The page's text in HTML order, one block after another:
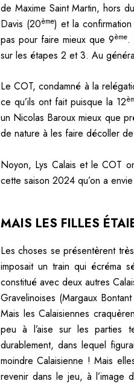
de Maxime Saint Martin, hors
Davis (20ème) et la
pas pour faire mieux que 9ème.
sur les étapes 2 et 3. Au
Le COT, condamné à la
ce qu’ils ont fait puisque la 12
un Nicolas Baroux mieux que
de nature à les faire décoller
Noyon, Lys Calais et le COT
cette saison 2024 qu’on a envie
MAIS LES FILLES
Les choses se présentèrent
imposait un train qui écréma
constitué avec deux autres
Gravelinoises (Margaux
Mais les Calaisiennes
peu à l’aise sur les parties
durablement, dans lequel
moindre Calaisienne ! Mais
revenir dans le jeu, à l’image